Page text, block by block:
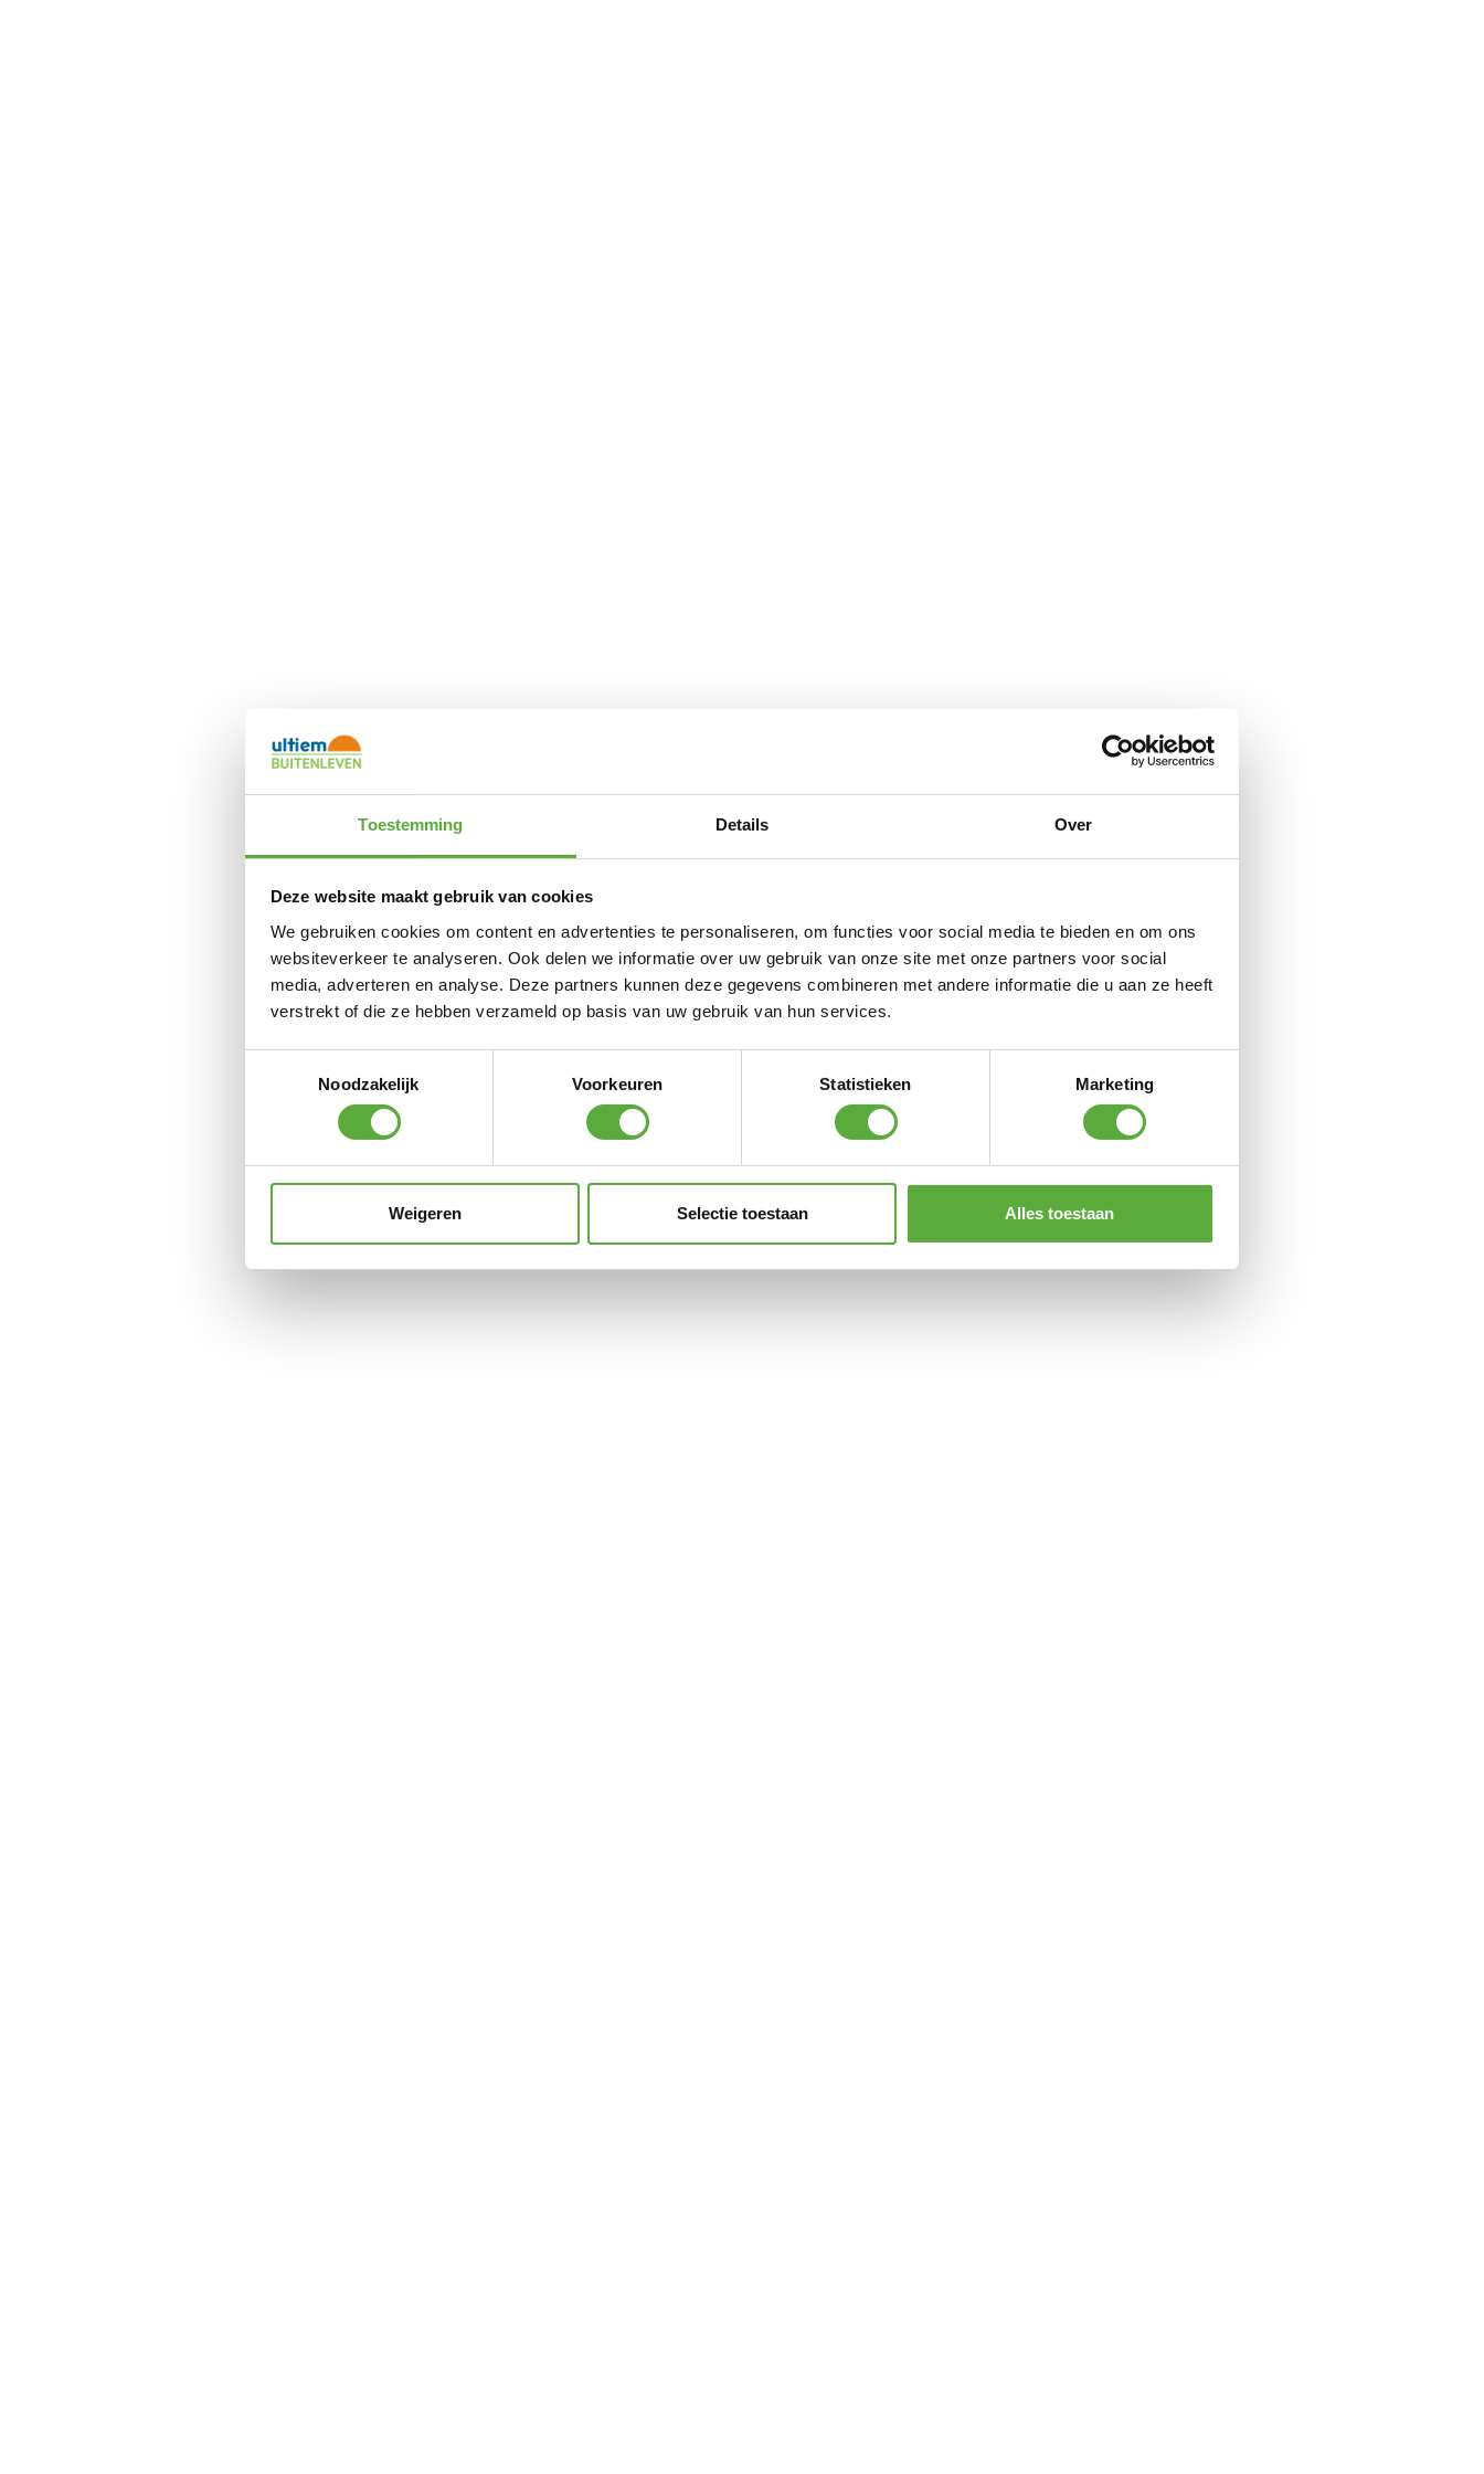
Toestemming Details Over
Deze website maakt gebruik van cookies
We gebruiken cookies om content en advertenties te personaliseren, om functies voor social media te bieden en om ons
websiteverkeer te analyseren. Ook delen we informatie over uw gebruik van onze site met onze partners voor social
media, adverteren en analyse. Deze partners kunnen deze gegevens combineren met andere informatie die u aan ze heeft
verstrekt of die ze hebben verzameld op basis van uw gebruik van hun services.
Noodzakelijk
Voorkeuren Statistieken Marketing
Weigeren Selectie toestaan Alles toestaan